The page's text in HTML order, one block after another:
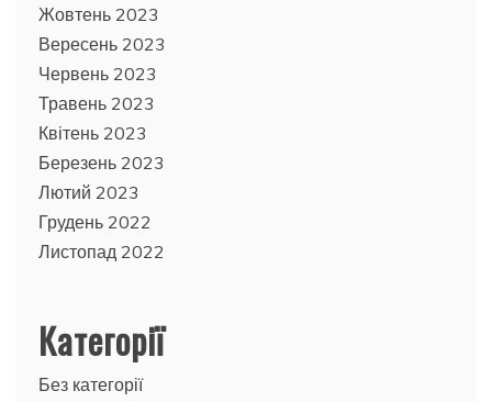
Жовтень 2023
Вересень 2023
Червень 2023
Травень 2023
Квітень 2023
Березень 2023
Лютий 2023
Грудень 2022
Листопад 2022
Категорії
Без категорії